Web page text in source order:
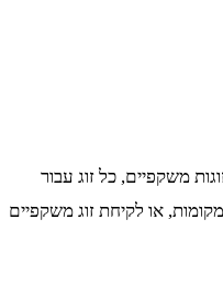
משקפיים, כל זוג עבור
או לקיחת זוג משקפיים